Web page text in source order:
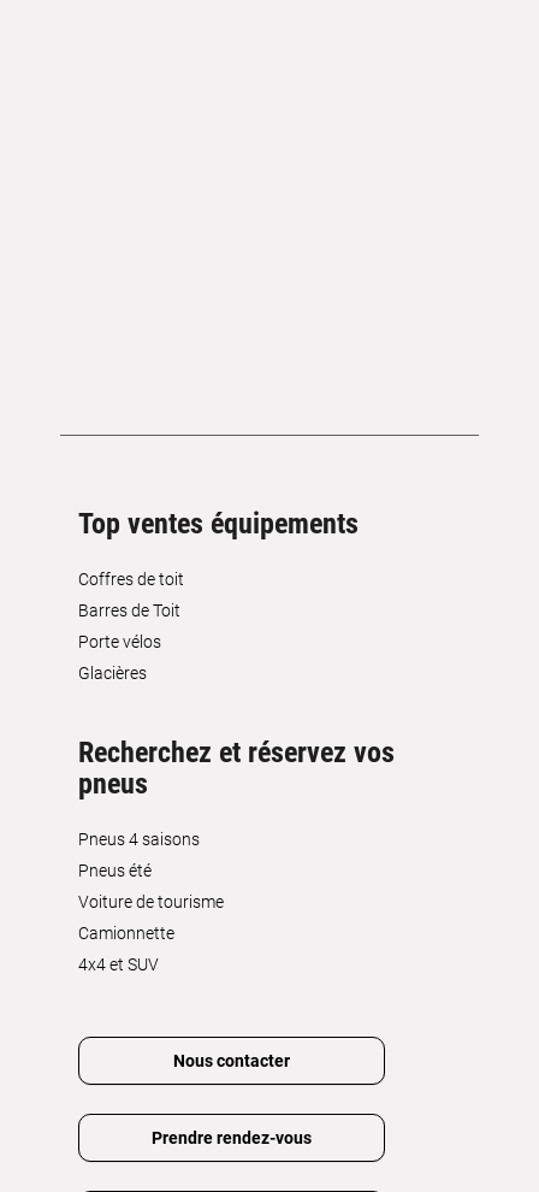
Top ventes équipements
Coffres de toit
Barres de Toit
Porte vélos
Glacières
Recherchez et réservez vos
pneus
Pneus 4 saisons
Pneus été
Voiture de tourisme
Camionnette
4x4 et SUV
Nous contacter
Prendre rendez-vous